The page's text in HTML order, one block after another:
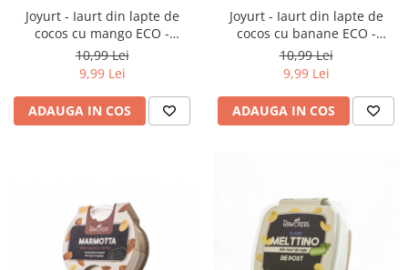
Joyurt - Iaurt din lapte de
cocos cu mango ECO -
Rawckers
10,99 Lei
9,99 Lei
ADAUGA IN COS
Joyurt - Iaurt din lapte de
cocos cu banane ECO -
Rawckers
10,99 Lei
9,99 Lei
ADAUGA IN COS